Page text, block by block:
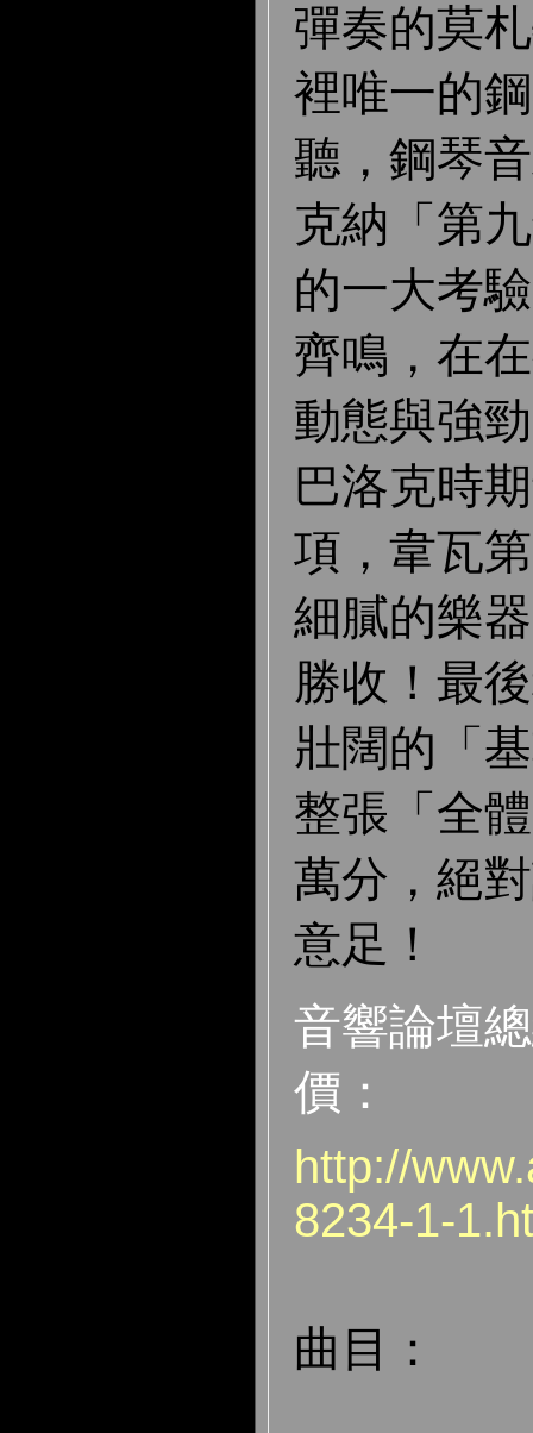
彈奏的莫
裡唯一的
聽，鋼琴
克納「第
的一大考
齊鳴，在
動態與強
巴洛克時
項，韋瓦
細膩的樂
勝收！最
壯闊的「
整張「全
萬分，絕
意足！
音響論壇
價：
http://
8234-1-
曲目：